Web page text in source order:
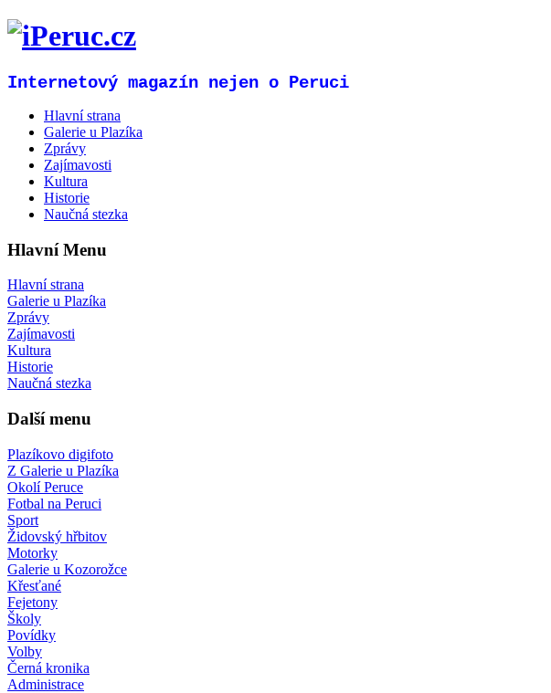
Internetový magazín nejen o Peruci
Hlavní strana
Galerie u Plazíka
Zprávy
Zajímavosti
Kultura
Historie
Naučná stezka
Hlavní Menu
Hlavní strana
Galerie u Plazíka
Zprávy
Zajímavosti
Kultura
Historie
Naučná stezka
Další menu
Plazíkovo digifoto
Z Galerie u Plazíka
Okolí Peruce
Fotbal na Peruci
Sport
Židovský hřbitov
Motorky
Galerie u Kozorožce
Křesťané
Fejetony
Školy
Povídky
Volby
Černá kronika
Administrace